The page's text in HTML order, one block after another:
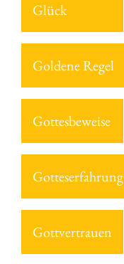
Glück
Goldene Regel
Gottesbeweise
Gotteserfahrung
Gottvertrauen